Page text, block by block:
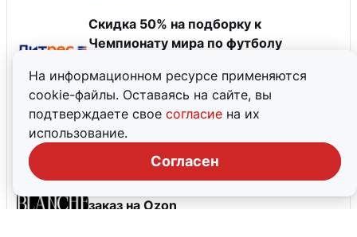
На информационном ресурсе применяются
cookie-файлы. Оставаясь на сайте, вы
подтверждаете свое согласие на их
использование.
Согласен
Скидка 50% на подборку к
Чемпионату мира по футболу
20% на все продукты
До 31 декабря, 2026
Скидка 10% на товары брендов Carte
Blanche, GALA, Киндерсон на каждый
заказ на Оzon